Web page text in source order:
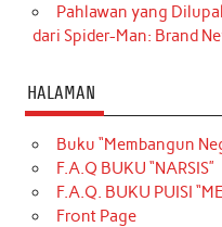
Pahlawan yang
dari Spider-Man: Brand
HALAMAN
Buku “Membangun
F.A.Q BUKU “NARSIS”
F.A.Q. BUKU PUISI
Front Page